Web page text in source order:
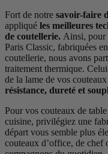
Fort de notre savoir-faire
appliqué les meilleures
de coutellerie. Ainsi, pour
Paris Classic, fabriquées
coutellerie, nous avons
traitement thermique.
de la lame de vos
résistance, dureté et
Pour vos couteaux de
cuisine, privilégiez une
départ vous semble plus
couteaux d’office, de chef